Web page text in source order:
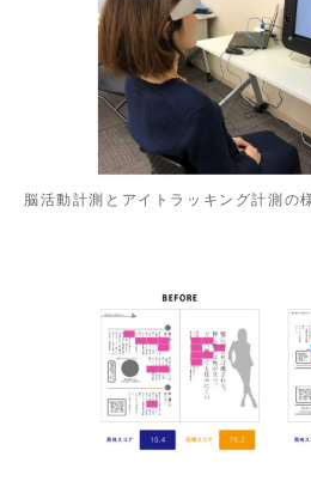
脳活動計測とアイトラッキング計測の